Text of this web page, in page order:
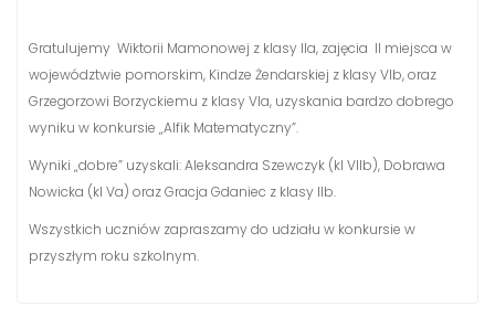
Gratulujemy Wiktorii Mamonowej z klasy IIa, zajęcia II miejsca w
województwie pomorskim, Kindze Żendarskiej z klasy VIb, oraz
Grzegorzowi Borzyckiemu z klasy VIa, uzyskania bardzo dobrego
wyniku w konkursie „Alfik Matematyczny”.
Wyniki „dobre” uzyskali: Aleksandra Szewczyk (kl VIIb), Dobrawa
Nowicka (kl Va) oraz Gracja Gdaniec z klasy IIb.
Wszystkich uczniów zapraszamy do udziału w konkursie w
przyszłym roku szkolnym.